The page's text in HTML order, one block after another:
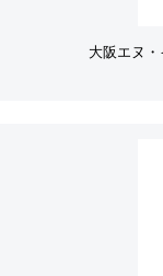
大阪エヌ